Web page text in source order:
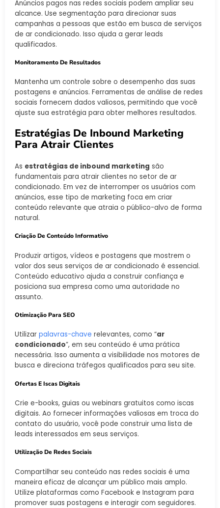
Anúncios pagos nas redes sociais podem ampliar seu
alcance. Use segmentação para direcionar suas
campanhas a pessoas que estão em busca de serviços
de ar condicionado. Isso ajuda a gerar leads
qualificados.
Monitoramento De Resultados
Mantenha um controle sobre o desempenho das suas
postagens e anúncios. Ferramentas de análise de redes
sociais fornecem dados valiosos, permitindo que você
ajuste sua estratégia para obter melhores resultados.
Estratégias De Inbound Marketing
Para Atrair Clientes
As estratégias de inbound marketing são
fundamentais para atrair clientes no setor de ar
condicionado. Em vez de interromper os usuários com
anúncios, esse tipo de marketing foca em criar
conteúdo relevante que atraia o público-alvo de forma
natural.
Criação De Conteúdo Informativo
Produzir artigos, vídeos e postagens que mostrem o
valor dos seus serviços de ar condicionado é essencial.
Conteúdo educativo ajuda a construir confiança e
posiciona sua empresa como uma autoridade no
assunto.
Otimização Para SEO
Utilizar palavras-chave relevantes, como “ar
condicionado”, em seu conteúdo é uma prática
necessária. Isso aumenta a visibilidade nos motores de
busca e direciona tráfegos qualificados para seu site.
Ofertas E Iscas Digitais
Crie e-books, guias ou webinars gratuitos como iscas
digitais. Ao fornecer informações valiosas em troca do
contato do usuário, você pode construir uma lista de
leads interessados em seus serviços.
Utilização De Redes Sociais
Compartilhar seu conteúdo nas redes sociais é uma
maneira eficaz de alcançar um público mais amplo.
Utilize plataformas como Facebook e Instagram para
promover suas postagens e interagir com seguidores.